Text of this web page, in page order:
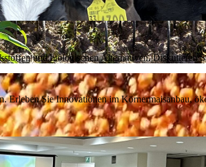
und biologischen Alternativen. Diskutieren
Erleben Sie Innovationen im Körnermaisanbau,